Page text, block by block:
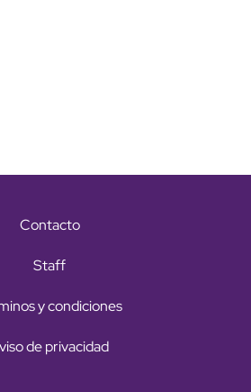
Contacto
Staff
y condiciones
de privacidad